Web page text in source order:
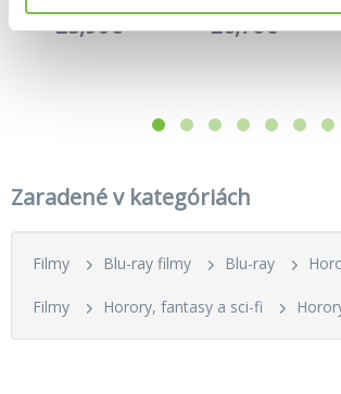
25,90€ 26,70€
Zaradené v kategóriách
Filmy Blu-ray filmy Blu-ray
Filmy Horory, fantasy a sci-fi